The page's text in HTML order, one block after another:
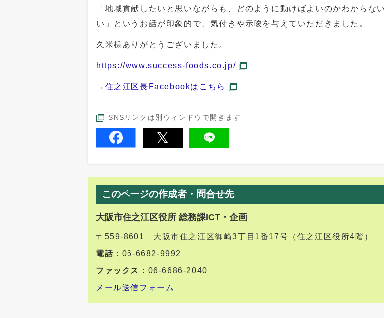
「地域貢献したいと思いながらも、どのように動けばよいのかわからな
い」というお話が印象的で、気付きや示唆を与えていただきました。
久米様ありがとうございました。
https://www.success-foods.co.jp/
→ 住之江区長Facebookはこちら
SNSリンクは別ウィンドウで開きます
このページの作成者・問合せ先
大阪市住之江区役所 総務課ICT・企画
〒559-8601 大阪市住之江区御崎3丁目1番17号（住之江区役所4階）
電話： 06-6682-9992
ファックス： 06-6686-2040
メール送信フォーム